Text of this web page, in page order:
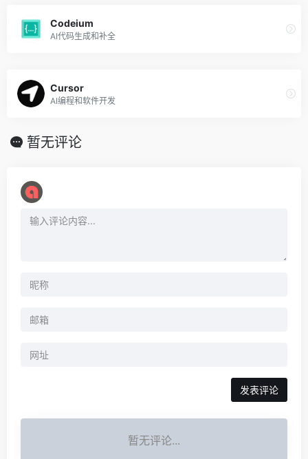
Codeium
AI代码生成和补全
Cursor
AI编程和软件开发
暂无评论
暂无评论...